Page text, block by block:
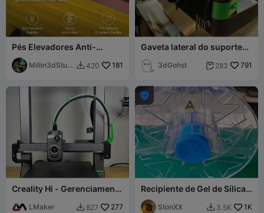
Pés Elevadores Anti-
vibração em TPU Combo
Padrão K2
Millin3dStudi  420 181
Gaveta lateral do suporte
KE/SE3dGohst  283 791
Creality Hi - Gerenciamento
Flacidez) 0,2mm de
LMaker  827 277

Recipiente de Gel de Sílica
para Bobinas de Filamento
(CFS) e Outros
StonXX  3.5K 1K